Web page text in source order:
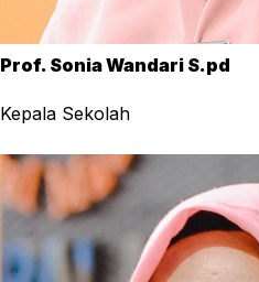
Prof. Sonia Wandari S.pd
Kepala Sekolah